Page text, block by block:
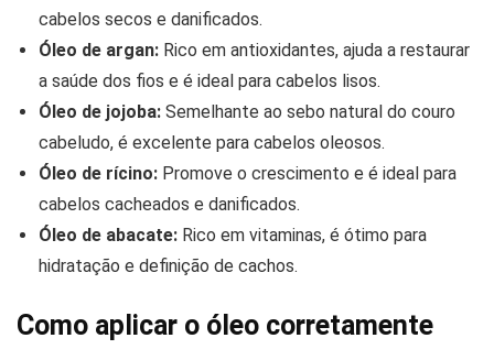
cabelos secos e danificados.
Óleo de argan: Rico em antioxidantes, ajuda a restaurar
a saúde dos fios e é ideal para cabelos lisos.
Óleo de jojoba: Semelhante ao sebo natural do couro
cabeludo, é excelente para cabelos oleosos.
Óleo de rícino: Promove o crescimento e é ideal para
cabelos cacheados e danificados.
Óleo de abacate: Rico em vitaminas, é ótimo para
hidratação e definição de cachos.
Como aplicar o óleo corretamente